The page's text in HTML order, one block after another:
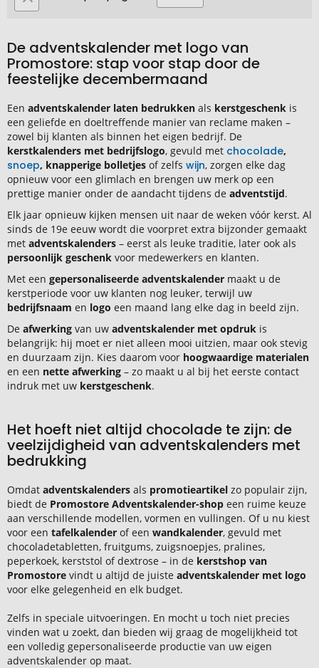
De adventskalender met logo van
Promostore: stap voor stap door de
feestelijke decembermaand
Een adventskalender laten bedrukken als kerstgeschenk is
een geliefde en doeltreffende manier van reclame maken –
zowel bij klanten als binnen het eigen bedrijf. De
kerstkalenders met bedrijfslogo, gevuld met chocolade,
snoep, knapperige bolletjes of zelfs wijn, zorgen elke dag
opnieuw voor een glimlach en brengen uw merk op een
prettige manier onder de aandacht tijdens de adventstijd.
Elk jaar opnieuw kijken mensen uit naar de weken vóór kerst. Al
sinds de 19e eeuw wordt die voorpret extra bijzonder gemaakt
met adventskalenders – eerst als leuke traditie, later ook als
persoonlijk geschenk voor medewerkers en klanten.
Met een gepersonaliseerde adventskalender maakt u de
kerstperiode voor uw klanten nog leuker, terwijl uw
bedrijfsnaam en logo een maand lang elke dag in beeld zijn.
De afwerking van uw adventskalender met opdruk is
belangrijk: hij moet er niet alleen mooi uitzien, maar ook stevig
en duurzaam zijn. Kies daarom voor hoogwaardige materialen
en een nette afwerking – zo maakt u al bij het eerste contact
indruk met uw kerstgeschenk.
Het hoeft niet altijd chocolade te zijn: de
veelzijdigheid van adventskalenders met
bedrukking
Omdat adventskalenders als promotieartikel zo populair zijn,
biedt de Promostore Adventskalender-shop een ruime keuze
aan verschillende modellen, vormen en vullingen. Of u nu kiest
voor een tafelkalender of een wandkalender, gevuld met
chocoladetabletten, fruitgums, zuigsnoepjes, pralines,
peperkoek, kerststol of dextrose – in de kerstshop van
Promostore vindt u altijd de juiste adventskalender met logo
voor elke gelegenheid en elk budget.
Zelfs in speciale uitvoeringen. En mocht u toch niet precies
vinden wat u zoekt, dan bieden wij graag de mogelijkheid tot
een volledig gepersonaliseerde productie van uw eigen
adventskalender op maat.